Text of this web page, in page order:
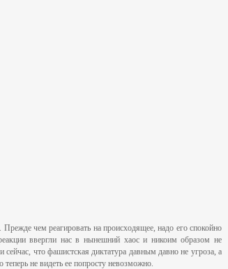
чем реагировать на происходящее, надо его спокойно
ввергли нас в нынешний хаос и никоим образом не
что фашистская диктатура давным давно не угроза, а
теперь не видеть ее попросту невозможно.